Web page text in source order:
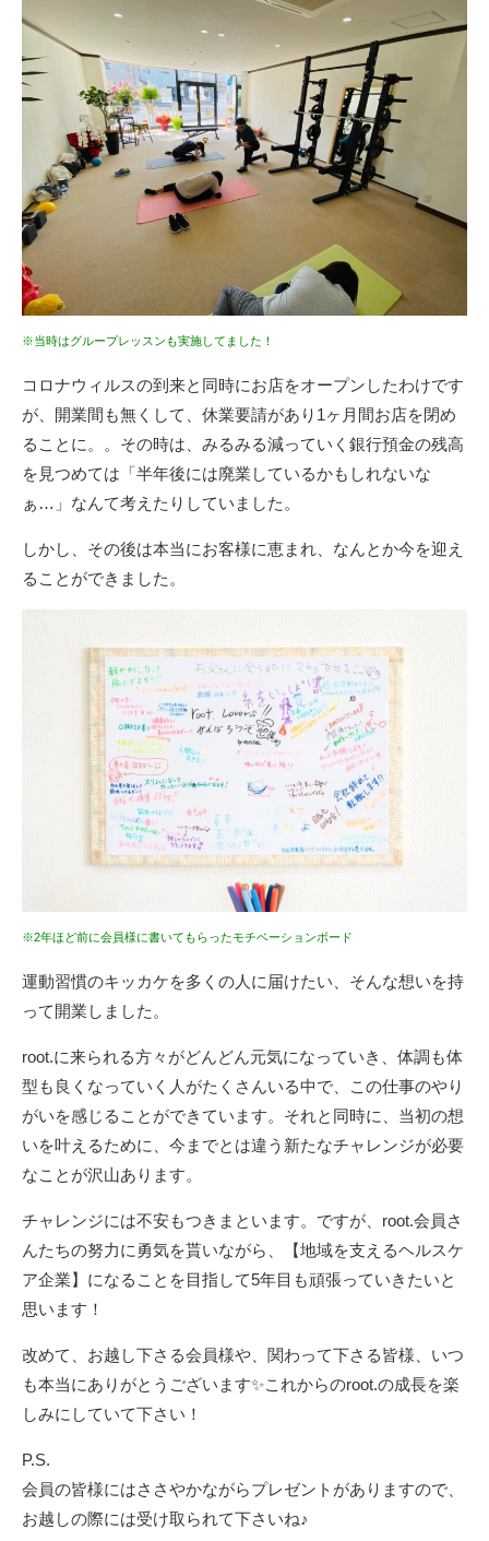
※当時はグループレッスンも実施してました！
コロナウィルスの到来と同時にお店をオープンしたわけです
が、開業間も無くして、休業要請があり1ヶ月間お店を閉め
ることに。。その時は、みるみる減っていく銀行預金の残高
を見つめては「半年後には廃業しているかもしれないな
ぁ…」なんて考えたりしていました。
しかし、その後は本当にお客様に恵まれ、なんとか今を迎え
ることができました。
※2年ほど前に会員様に書いてもらったモチベーションボード
運動習慣のキッカケを多くの人に届けたい、そんな想いを持
って開業しました。
root.に来られる方々がどんどん元気になっていき、体調も体
型も良くなっていく人がたくさんいる中で、この仕事のやり
がいを感じることができています。それと同時に、当初の想
いを叶えるために、今までとは違う新たなチャレンジが必要
なことが沢山あります。
チャレンジには不安もつきまといます。ですが、root.会員さ
んたちの努力に勇気を貰いながら、【地域を支えるヘルスケ
ア企業】になることを目指して5年目も頑張っていきたいと
思います！
改めて、お越し下さる会員様や、関わって下さる皆様、いつ
も本当にありがとうございます✨これからのroot.の成長を楽
しみにしていて下さい！
P.S.
会員の皆様にはささやかながらプレゼントがありますので、
お越しの際には受け取られて下さいね♪